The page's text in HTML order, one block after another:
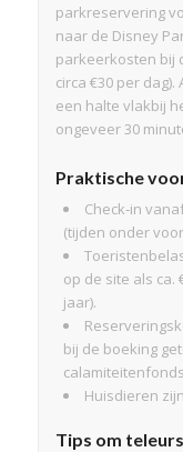
parkreservering
naar de Disney
parkeerkosten bij
circa €30 per
een halte vlakbij
ongeveer 30
Praktische
Check‑in
(tijden onder
op de site als ca.
jaar).
bij de boeking
calamiteitenfonds
Huisdieren
Tips om